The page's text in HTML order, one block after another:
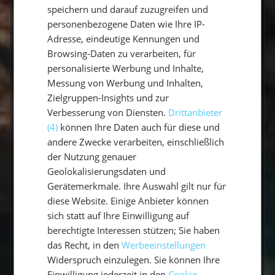
einer Woche?
Welche Sprache wird an Bord
gesprochen?
Wer ist mein Skipper / meine
Skipperin?
Welcher Service wird inklusive
angeboten?
Wo übernachtet eigentlich der
Skipper?
Ist die Yacht mit ausreichendem
Sicherheitsequipment ausgestattet?
Verfügt der Skipper über
ausreichende Qualifikationen?
speichern und darauf zuzugreifen und
personenbezogene Daten wie Ihre IP-
Adresse, eindeutige Kennungen und
Browsing-Daten zu verarbeiten, für
personalisierte Werbung und Inhalte,
Messung von Werbung und Inhalten,
Zielgruppen-Insights und zur
Verbesserung von Diensten. Drittanbieter
(4) können Ihre Daten auch für diese und
andere Zwecke verarbeiten, einschließlich
der Nutzung genauer
Geolokalisierungsdaten und
Gerätemerkmale. Ihre Auswahl gilt nur für
diese Website. Einige Anbieter können
sich statt auf Ihre Einwilligung auf
berechtigte Interessen stützen; Sie haben
das Recht, in denWerbeeinstellungen
Widerspruch einzulegen. Sie können Ihre